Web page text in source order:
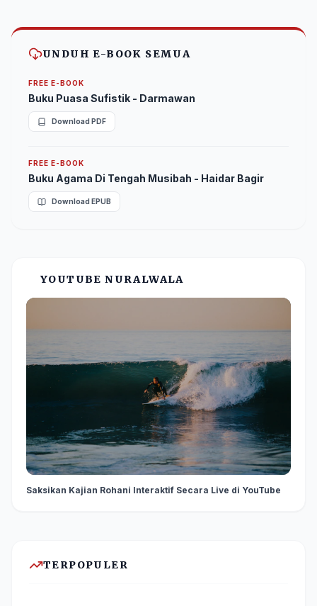
UNDUH E-BOOK SEMUA
FREE E-BOOK
Buku Puasa Sufistik - Darmawan
Download PDF
FREE E-BOOK
Buku Agama Di Tengah Musibah - Haidar Bagir
Download EPUB
YOUTUBE NURALWALA
Saksikan Kajian Rohani Interaktif Secara Live di YouTube
TERPOPULER